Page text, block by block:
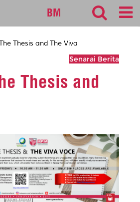
BM
Thesis and The Viva
Senarai Berita
Thesis and